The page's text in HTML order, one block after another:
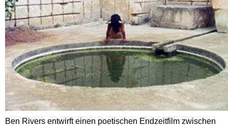
Ben Rivers entwirft einen poetischen Endzeitfilm zwischen